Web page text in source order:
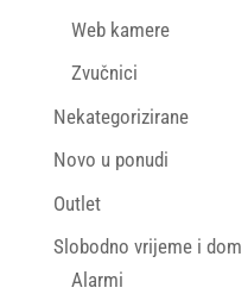
Web kamere
Zvučnici
Nekategorizirane
Novo u ponudi
Outlet
Slobodno vrijeme i dom
Alarmi